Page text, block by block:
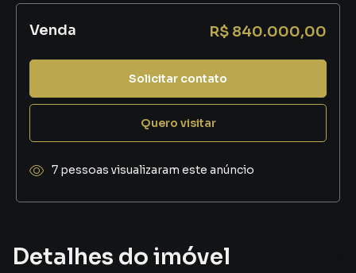
Detalhes do imóvel
Venda R$ 840.000,00
Solicitar contato
Quero visitar
7 pessoas visualizaram este anúncio